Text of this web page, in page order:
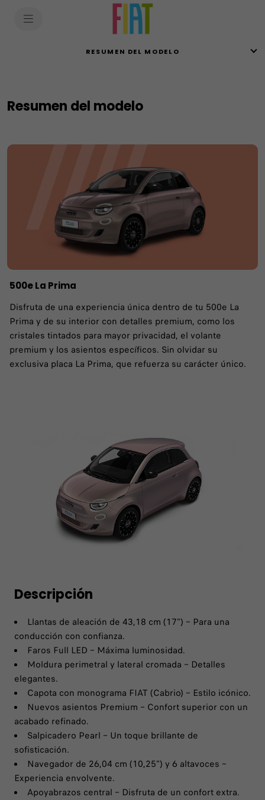
RESUMEN DEL MODELO
Resumen del modelo
500e La Prima
Disfruta de una experiencia única dentro de tu 500e La
Prima y de su interior con detalles premium, como los
cristales tintados para mayor privacidad, el volante
premium y los asientos específicos. Sin olvidar su
exclusiva placa La Prima, que refuerza su carácter único.
Descripción
Llantas de aleación de 43,18 cm (17") – Para una
conducción con confianza.
Faros Full LED – Máxima luminosidad.
Moldura perimetral y lateral cromada – Detalles
elegantes.
Capota con monograma FIAT (Cabrio) – Estilo icónico.
Nuevos asientos Premium – Confort superior con un
acabado refinado.
Salpicadero Pearl – Un toque brillante de
sofisticación.
Navegador de 26,04 cm (10,25") y 6 altavoces –
Experiencia envolvente.
Apoyabrazos central – Disfruta de un confort extra.